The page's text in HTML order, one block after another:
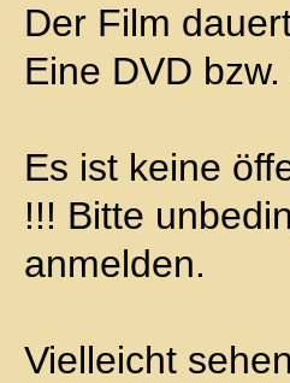
Der Film
Eine DVD
Es ist keine
!!! Bitte
anmelden.
Vielleicht